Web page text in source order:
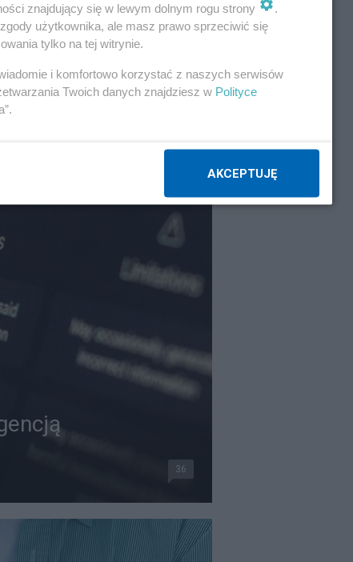
36
znajdujący się w lewym dolnym rogu strony
.
użytkownika, ale masz prawo sprzeciwić się
tylko na tej witrynie.
i komfortowo korzystać z naszych serwisów
Twoich danych znajdziesz w Polityce
AKCEPTUJĘ